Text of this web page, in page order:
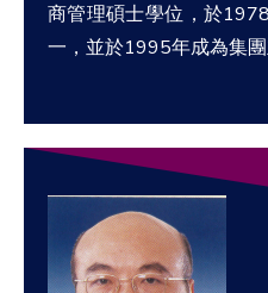
商管理碩士學位，於
一，並於1995年成為集團